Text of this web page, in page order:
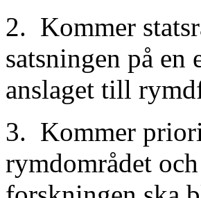
2. Kommer
satsningen på
anslaget till
3. Kommer
rymdområdet